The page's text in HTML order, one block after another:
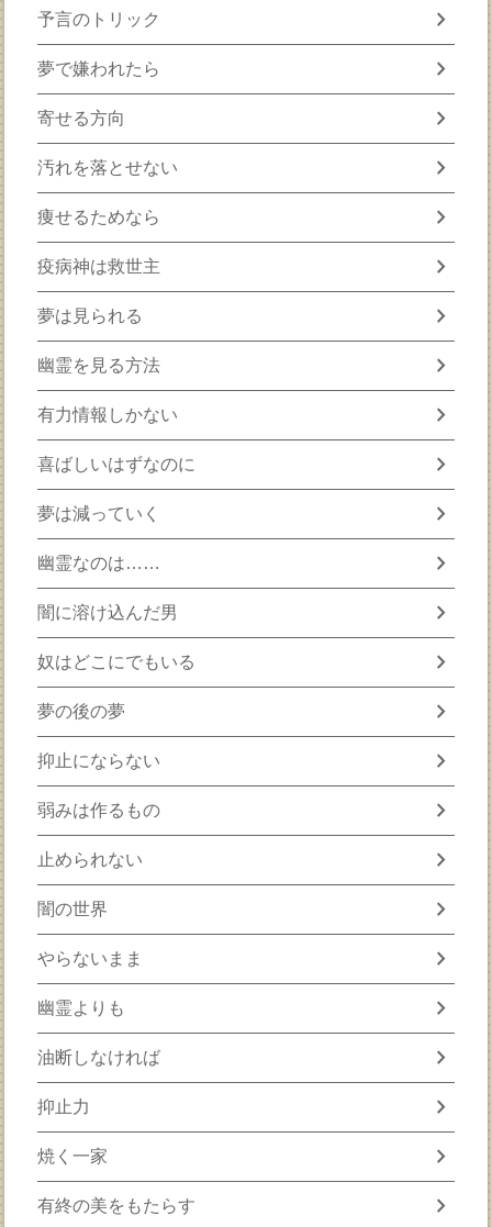
予言のトリック chevron_right
夢で嫌われたら chevron_right
寄せる方向 chevron_right
汚れを落とせない chevron_right
痩せるためなら chevron_right
疫病神は救世主 chevron_right
夢は見られる chevron_right
幽霊を見る方法 chevron_right
有力情報しかない chevron_right
喜ばしいはずなのに chevron_right
夢は減っていく chevron_right
幽霊なのは…… chevron_right
闇に溶け込んだ男 chevron_right
奴はどこにでもいる chevron_right
夢の後の夢 chevron_right
抑止にならない chevron_right
弱みは作るもの chevron_right
止められない chevron_right
闇の世界 chevron_right
やらないまま chevron_right
幽霊よりも chevron_right
油断しなければ chevron_right
抑止力 chevron_right
焼く一家 chevron_right
有終の美をもたらす chevron_right